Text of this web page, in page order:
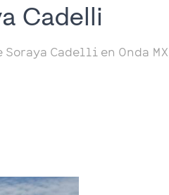
Cadelli
Soraya Cadelli en Onda